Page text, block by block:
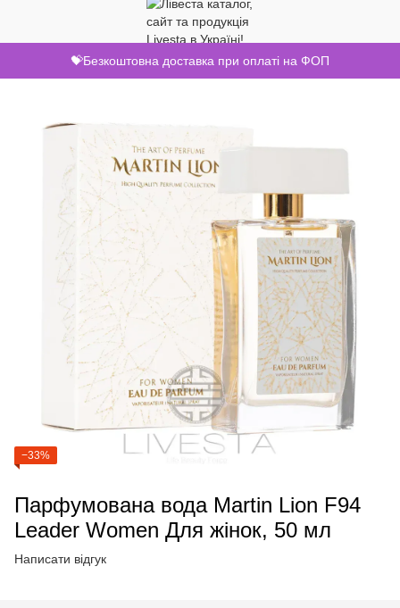
💝Безкоштовна доставка при оплаті на ФОП
−33%
Парфумована вода Martin Lion F94
Leader Women Для жінок, 50 мл
Написати відгук